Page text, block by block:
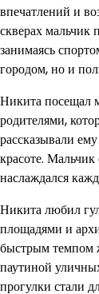
впечатлений и
скверах мальчик
занимаясь
городом, но и
Никита посещал
родителями,
рассказывали
красоте.
наслаждался
Никита любил
площадями и
быстрым темпом
паутиной
прогулки стали